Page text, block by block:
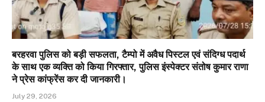
बरहरवा पुलिस को बड़ी सफलता, टैम्पो में अवैध पिस्टल एवं संदिग्ध पदार्थ
के साथ एक व्यक्ति को किया गिरफ्तार, पुलिस इंस्पेक्टर संतोष कुमार राणा
ने प्रेस कांफ्रेंस कर दी जानकारी।
July 29, 2026